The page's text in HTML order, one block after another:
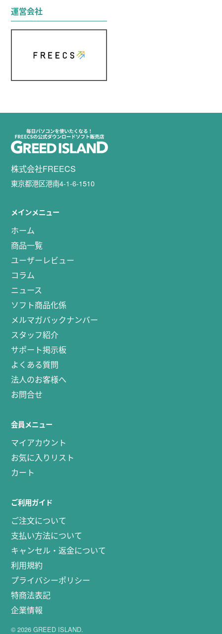
運営会社
株式会社FREECS
東京都港区港南4-1-6-1510
メインメニュー
ホーム
商品一覧
ユーザーレビュー
コラム
ニュース
ソフト商品化係
メルマガバックナンバー
スタッフ紹介
サポート掲示板
よくある質問
法人のお客様へ
お問合せ
会員メニュー
マイアカウント
お気に入りリスト
カート
ご利用ガイド
ご注文について
支払い方法について
キャンセル・返金について
利用規約
プライバシーポリシー
特商法表記
企業情報
© 2026 GREED ISLAND.